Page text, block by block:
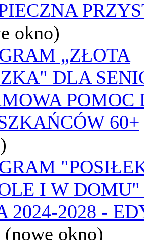
okno)
„ZŁOTA
DLA
POMOC
60+
I W
2024-2028 -
(nowe okno)